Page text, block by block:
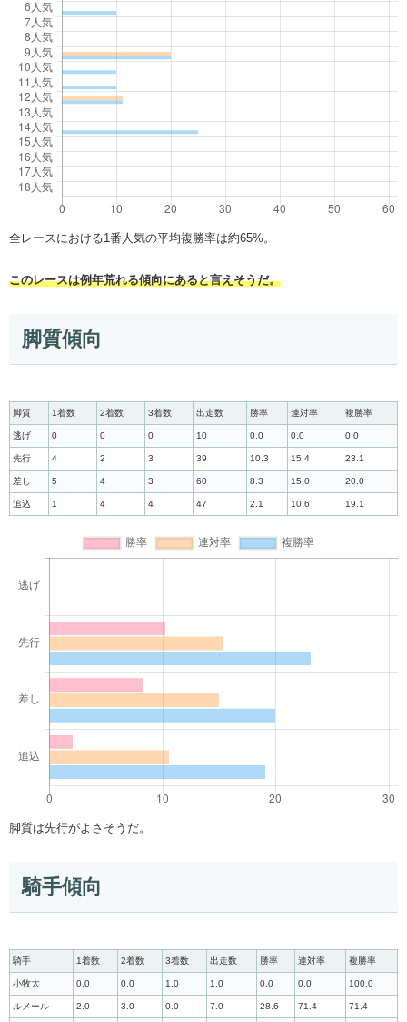
全レースにおける1番人気の平均複勝率は約65%。
このレースは例年荒れる傾向にあると言えそうだ。
脚質傾向
脚質 1着数 2着数 3着数 出走数 勝率 連対率 複勝率
逃げ 0 0 0 10 0.0 0.0 0.0
先行 4 2 3 39 10.3 15.4 23.1
差し 5 4 3 60 8.3 15.0 20.0
追込 1 4 4 47 2.1 10.6 19.1
脚質は先行がよさそうだ。
騎手傾向
騎手 1着数 2着数 3着数 出走数 勝率 連対率 複勝率
小牧太 0.0 0.0 1.0 1.0 0.0 0.0 100.0
ルメール 2.0 3.0 0.0 7.0 28.6 71.4 71.4